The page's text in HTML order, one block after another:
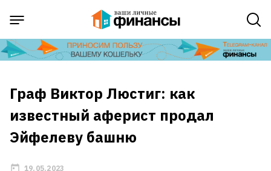
Граф Виктор Люстиг: как
известный аферист продал
Эйфелеву башню
19.05.2023